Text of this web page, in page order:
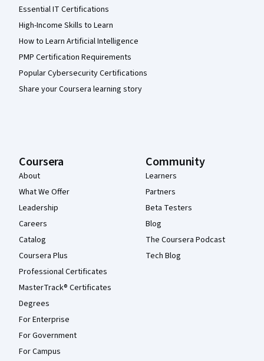
Essential IT Certifications
High-Income Skills to Learn
How to Learn Artificial Intelligence
PMP Certification Requirements
Popular Cybersecurity Certifications
Share your Coursera learning story
Coursera
About
What We Offer
Leadership
Careers
Catalog
Coursera Plus
Professional Certificates
MasterTrack® Certificates
Degrees
For Enterprise
For Government
For Campus
Community
Learners
Partners
Beta Testers
Blog
The Coursera Podcast
Tech Blog